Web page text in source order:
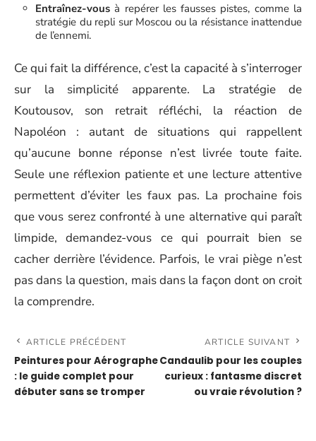
Entraînez-vous à repérer les fausses pistes, comme la
stratégie du repli sur Moscou ou la résistance inattendue
de l’ennemi.
Ce qui fait la différence, c’est la capacité à s’interroger
sur la simplicité apparente. La stratégie de
Koutousov, son retrait réfléchi, la réaction de
Napoléon : autant de situations qui rappellent
qu’aucune bonne réponse n’est livrée toute faite.
Seule une réflexion patiente et une lecture attentive
permettent d’éviter les faux pas. La prochaine fois
que vous serez confronté à une alternative qui paraît
limpide, demandez-vous ce qui pourrait bien se
cacher derrière l’évidence. Parfois, le vrai piège n’est
pas dans la question, mais dans la façon dont on croit
la comprendre.
ARTICLE PRÉCÉDENT
Peintures pour Aérographe
: le guide complet pour
débuter sans se tromper
ARTICLE SUIVANT
Candaulib pour les couples
curieux : fantasme discret
ou vraie révolution ?